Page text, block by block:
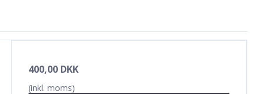
400,00 DKK
(inkl. moms)